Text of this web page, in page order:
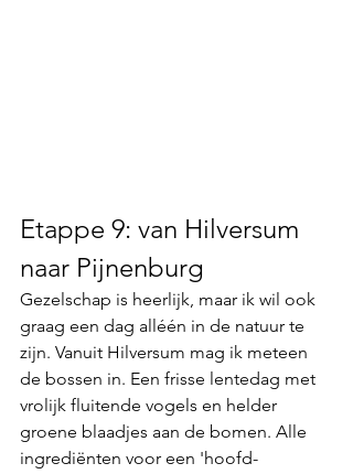
Etappe 9: van Hilversum
naar Pijnenburg
Gezelschap is heerlijk, maar ik wil ook
graag een dag alléén in de natuur te
zijn. Vanuit Hilversum mag ik meteen
de bossen in. Een frisse lentedag met
vrolijk fluitende vogels en helder
groene blaadjes aan de bomen. Alle
ingrediënten voor een 'hoofd-